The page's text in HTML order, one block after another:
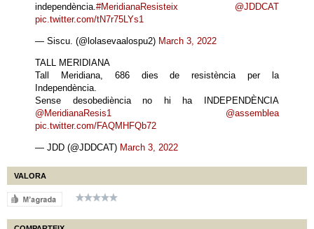
independència.#MeridianaResisteix
@JDDCAT
pic.twitter.com/tN7r75LYs1
— Siscu. (@lolasevaalospu2) March 3, 2022
TALL MERIDIANA
Tall Meridiana, 686 dies de resistència per la
Independència.
Sense desobediència no hi ha INDEPENDÈNCIA
@MeridianaResis1
@assemblea
pic.twitter.com/FAQMHFQb72
— JDD (@JDDCAT) March 3, 2022
VALORA